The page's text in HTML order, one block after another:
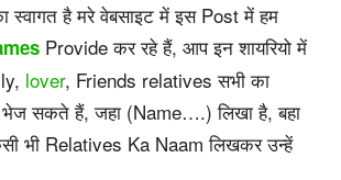
स्वागत है मरे वेबसाइट में इस Post में हम
Provide कर रहे हैं, आप इन शायरियो में
lover, Friends relatives सभी का
सकते हैं, जहा (Name….) लिखा है, बहा
भी Relatives Ka Naam लिखकर उन्हें